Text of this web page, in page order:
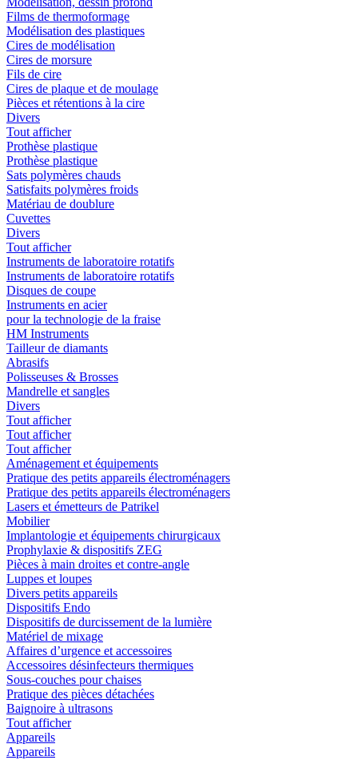
Films de thermoformage
Modélisation des plastiques
Cires de modélisation
Cires de morsure
Fils de cire
Cires de plaque et de moulage
Pièces et rétentions à la cire
Divers
Tout afficher
Prothèse plastique
Prothèse plastique
Sats polymères chauds
Satisfaits polymères froids
Matériau de doublure
Cuvettes
Divers
Tout afficher
Instruments de laboratoire rotatifs
Instruments de laboratoire rotatifs
Disques de coupe
Instruments en acier
pour la technologie de la fraise
HM Instruments
Tailleur de diamants
Abrasifs
Polisseuses & Brosses
Mandrelle et sangles
Divers
Tout afficher
Tout afficher
Tout afficher
Aménagement et équipements
Pratique des petits appareils électroménagers
Pratique des petits appareils électroménagers
Lasers et émetteurs de Patrikel
Mobilier
Implantologie et équipements chirurgicaux
Prophylaxie & dispositifs ZEG
Pièces à main droites et contre-angle
Luppes et loupes
Divers petits appareils
Dispositifs Endo
Dispositifs de durcissement de la lumière
Matériel de mixage
Affaires d’urgence et accessoires
Accessoires désinfecteurs thermiques
Sous-couches pour chaises
Pratique des pièces détachées
Baignoire à ultrasons
Tout afficher
Appareils
Appareils